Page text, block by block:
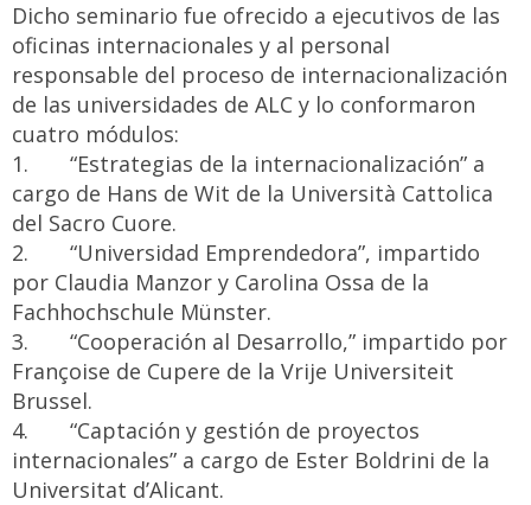
Dicho seminario fue ofrecido a ejecutivos de las
oficinas internacionales y al personal
responsable del proceso de internacionalización
de las universidades de ALC y lo conformaron
cuatro módulos:
1. “Estrategias de la internacionalización” a
cargo de Hans de Wit de la Università Cattolica
del Sacro Cuore.
2. “Universidad Emprendedora”, impartido
por Claudia Manzor y Carolina Ossa de la
Fachhochschule Münster.
3. “Cooperación al Desarrollo,” impartido por
Françoise de Cupere de la Vrije Universiteit
Brussel.
4. “Captación y gestión de proyectos
internacionales” a cargo de Ester Boldrini de la
Universitat d’Alicant.